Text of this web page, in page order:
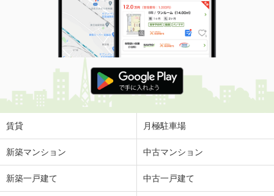
賃貸 月極駐車場
新築マンション 中古マンション
新築一戸建て 中古一戸建て